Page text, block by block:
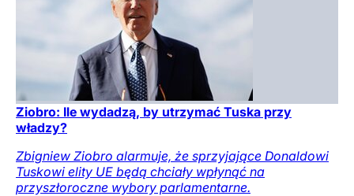
Ziobro: Ile wydadzą, by utrzymać Tuska przy
władzy?
Zbigniew Ziobro alarmuje, że sprzyjające Donaldowi
Tuskowi elity UE będą chciały wpłynąć na
przyszłoroczne wybory parlamentarne.